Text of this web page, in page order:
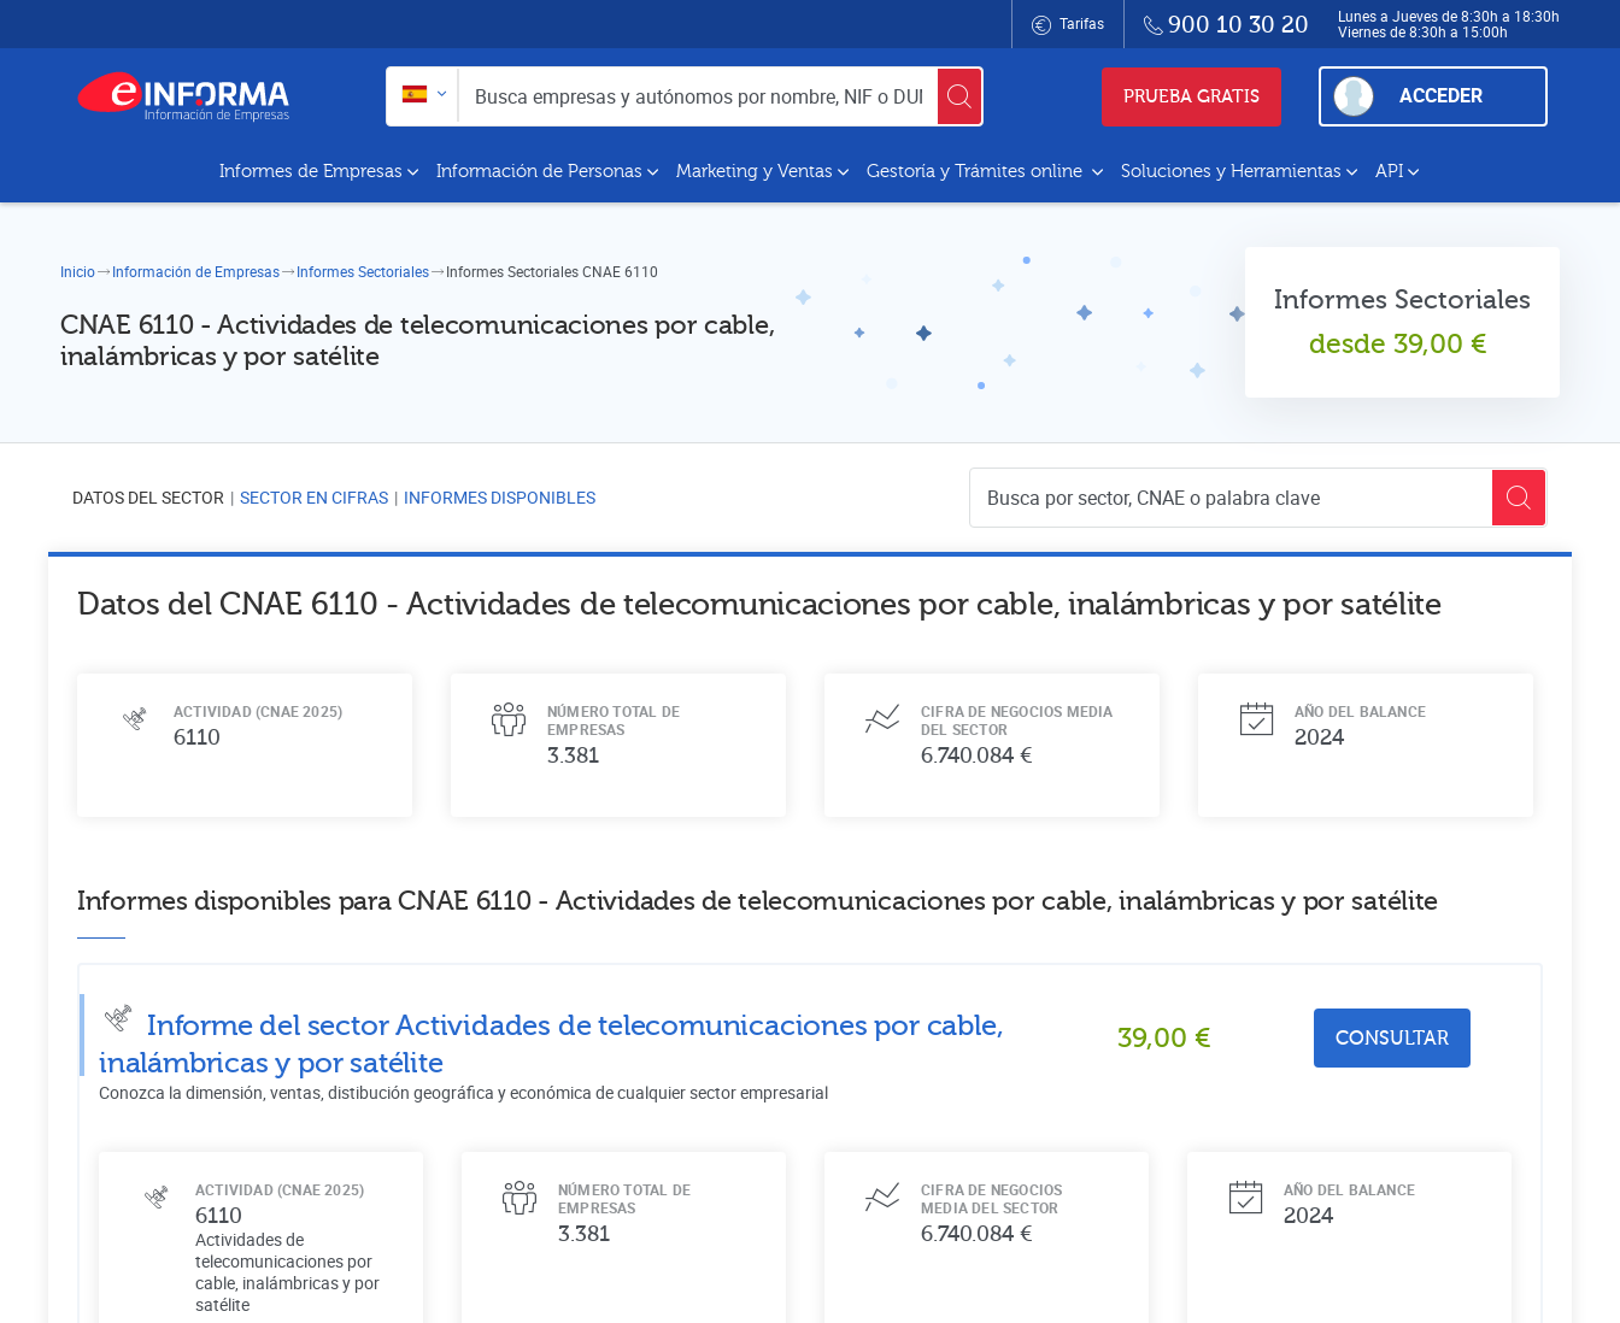
Tarifas 900 10 30 20
Lunes a Jueves de 8:30h a 18:30h
Viernes de 8:30h a 15:00h
PRUEBA GRATIS ACCEDER
Informes de Empresas Información de Personas Marketing y Ventas Gestoría y Trámites online Soluciones y Herramientas API
Inicio Información de Empresas Informes Sectoriales Informes Sectoriales CNAE 6110
CNAE 6110 - Actividades de telecomunicaciones por cable,
inalámbricas y por satélite
Informes Sectoriales
desde 39,00 €
DATOS DEL SECTOR SECTOR EN CIFRAS INFORMES DISPONIBLES
Datos del CNAE 6110 -Actividades de telecomunicaciones por cable, inalámbricas y por satélite
ACTIVIDAD (CNAE 2025)
6110
NÚMERO TOTAL DE
EMPRESAS
3.381
CIFRA DE NEGOCIOS MEDIA
DEL SECTOR
6.740.084 €
AÑO DEL BALANCE
2024
Informes disponibles para CNAE 6110 - Actividades de telecomunicaciones por cable, inalámbricas y por satélite
Informe del sector Actividades de telecomunicaciones por cable,
inalámbricas y por satélite
39,00 € CONSULTAR
Conozca la dimensión, ventas, distibución geográfica y económica de cualquier sector empresarial
ACTIVIDAD (CNAE 2025)
6110
Actividades de
telecomunicaciones por
cable, inalámbricas y por
satélite
NÚMERO TOTAL DE
EMPRESAS
3.381
CIFRA DE NEGOCIOS
MEDIA DEL SECTOR
6.740.084 €
AÑO DEL BALANCE
2024